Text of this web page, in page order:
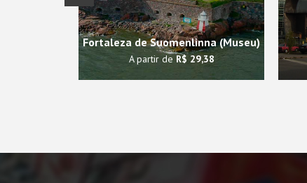
Fortaleza de Suomenlinna (Museu)
A partir de R$ 29,38